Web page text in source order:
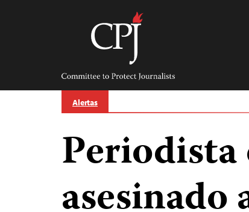
Committee
Protect
Journalists
Alertas